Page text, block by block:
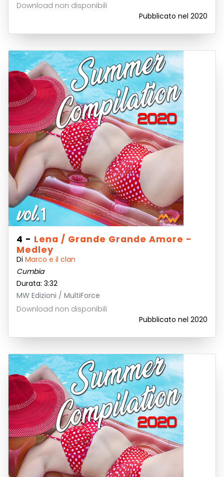
Download non disponibili
Pubblicato nel 2020
4 - Lena / Grande Grande Amore -
Medley
Di Marco e il clan
Cumbia
Durata: 3:32
MW Edizioni / MultiForce
Download non disponibili
Pubblicato nel 2020